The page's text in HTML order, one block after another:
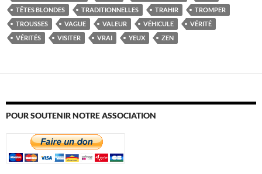
TÊTES BLONDES
TRADITIONNELLES TRAHIR
TROMPER
TROUSSES
VAGUE VALEUR VÉHICULE
VÉRITÉ
VÉRITÉS
VISITER VRAI YEUX ZEN
POUR SOUTENIR NOTRE ASSOCIATION